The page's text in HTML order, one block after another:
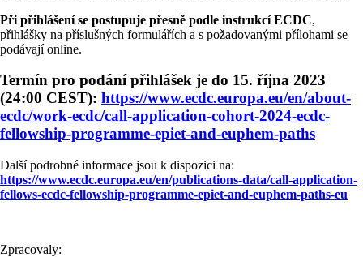
Při přihlášení se postupuje přesně podle instrukcí ECDC,
přihlášky na příslušných formulářích a s požadovanými přílohami se
podávají online.
Termín pro podání přihlášek je do 15. října 2023
(24:00 CEST): https://www.ecdc.europa.eu/en/about-
ecdc/work-ecdc/call-application-cohort-2024-ecdc-
fellowship-programme-epiet-and-euphem-paths
Další podrobné informace jsou k dispozici na:
https://www.ecdc.europa.eu/en/publications-data/call-application-
fellows-ecdc-fellowship-programme-epiet-and-euphem-paths-eu
Zpracovaly: